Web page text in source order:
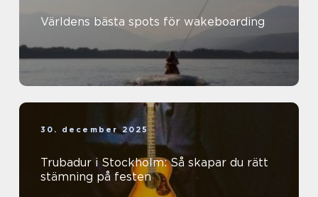
Världens bästa spots för wakeboarding
30. december 2025
Trubadur i Stockholm: Så skapar du rätt
stämning på festen